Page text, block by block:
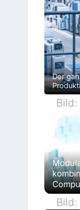
Der